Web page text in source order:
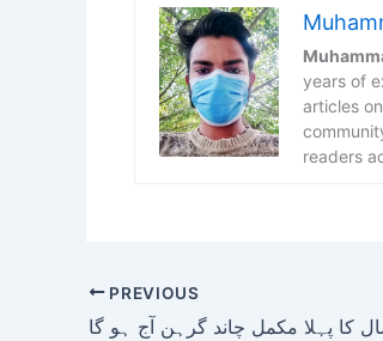
years of
articles
readers
PREVIOUS